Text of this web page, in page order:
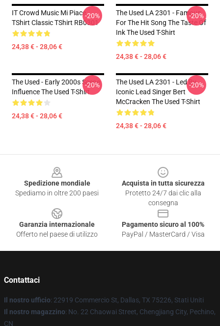
IT Crowd Music Mi Piace
TShirt Classic TShirt RB0301
24,38 € - 28,06 €
-20%
The Used LA 2301 - Famous
For The Hit Song The Taste Of
Ink The Used T-Shirt
24,38 € - 28,06 €
-20%
The Used - Early 2000s Scene
Influence The Used T-Shirt
24,38 € - 28,06 €
-20%
The Used LA 2301 - Led By
Iconic Lead Singer Bert
McCracken The Used T-Shirt
24,38 € - 28,06 €
-20%
Spedizione mondiale
Spediamo in oltre 200 paesi
Acquista in tutta sicurezza
Protetto 24/7 dai clic alla
consegna
Garanzia internazionale
Offerto nel paese di utilizzo
Pagamento sicuro al 100%
PayPal / MasterCard / Visa
Contattaci
Il nostro ufficio: 22919 Commercio St, Dallas, TX 75226, Stati Uniti
Il nostro magazzino: No. 22 Chaowai Street, Chengjiang City, Pechino,
CN